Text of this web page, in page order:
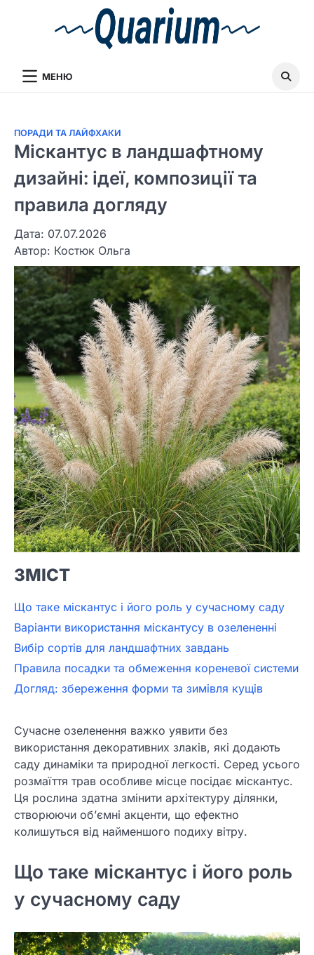
МЕНЮ
ПОРАДИ ТА ЛАЙФХАКИ
Міскантус в ландшафтному
дизайні: ідеї, композиції та
правила догляду
Дата: 07.07.2026
Автор: Костюк Ольга
ЗМІСТ
Що таке міскантус і його роль у сучасному саду
Варіанти використання міскантусу в озелененні
Вибір сортів для ландшафтних завдань
Правила посадки та обмеження кореневої системи
Догляд: збереження форми та зимівля кущів
Сучасне озеленення важко уявити без
використання декоративних злаків, які додають
саду динаміки та природної легкості. Серед усього
розмаїття трав особливе місце посідає міскантус.
Ця рослина здатна змінити архітектуру ділянки,
створюючи об’ємні акценти, що ефектно
колишуться від найменшого подиху вітру.
Що таке міскантус і його роль
у сучасному саду